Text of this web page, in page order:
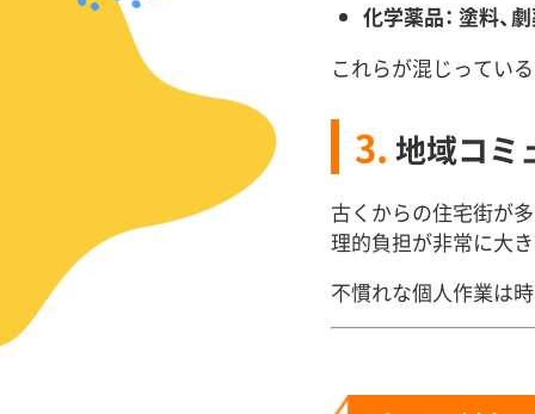
化学薬品： 塗料、
これらが混じってい
3. 地域コミ
古くからの住宅街が
理的負担が非常に大
不慣れな個人作業は